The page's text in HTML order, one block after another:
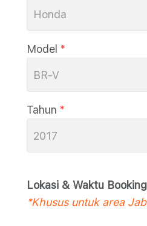
Honda
Model *
BR-V
Tahun *
2017
Lokasi & Waktu
*Khusus untuk area